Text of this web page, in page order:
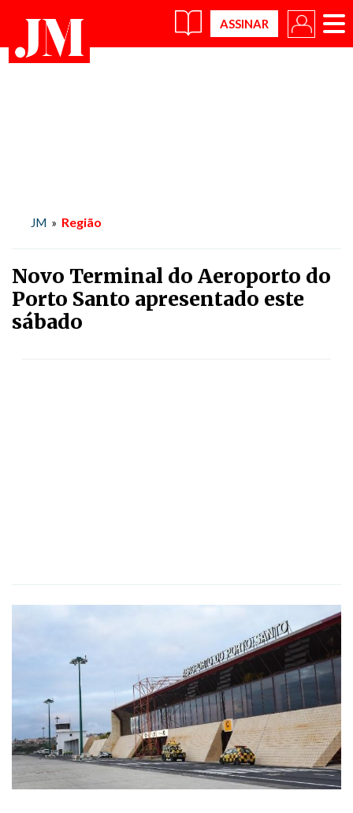
×
JM » Região
Novo Terminal do Aeroporto do
Porto Santo apresentado este
sábado